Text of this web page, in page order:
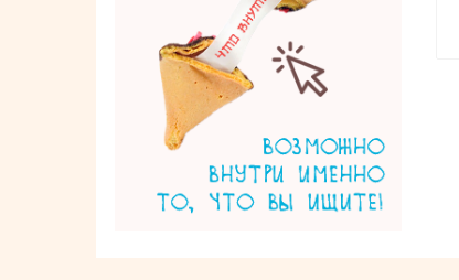
Yuwa Аодзиру лист молодого ячменя
100% с лактобактериями и
растительными ферментами 3 гр 50
2 200 руб.
Купить